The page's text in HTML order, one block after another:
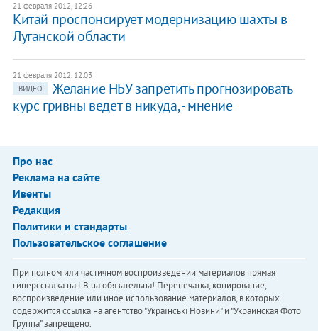
21 февраля 2012, 12:26
Китай проспонсирует модернизацию шахты в
Луганской области
21 февраля 2012, 12:03
ВИДЕО
Желание НБУ запретить прогнозировать
курс гривны ведет в никуда, - мнение
Про нас
Реклама на сайте
Ивенты
Редакция
Политики и стандарты
Пользовательское соглашение
При полном или частичном воспроизведении материалов прямая
гиперссылка на LB.ua обязательна! Перепечатка, копирование,
воспроизведение или иное использование материалов, в которых
содержится ссылка на агентство "Українськi Новини" и "Украинская Фото
Группа" запрещено.